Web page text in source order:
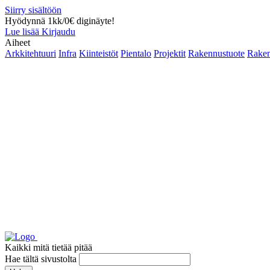
Siirry sisältöön
Hyödynnä 1kk/0€ diginäyte!
Lue lisää Kirjaudu
Aiheet
Arkkitehtuuri Infra Kiinteistöt Pientalo Projektit Rakennustuote
Kaikki mitä tietää pitää
Hae tältä sivustolta